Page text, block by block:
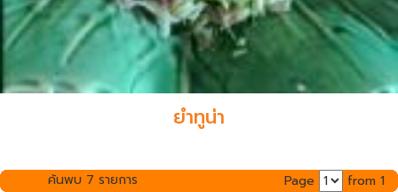
ยำทูน่า
ค้นพบ 7 รายการ Page from 1